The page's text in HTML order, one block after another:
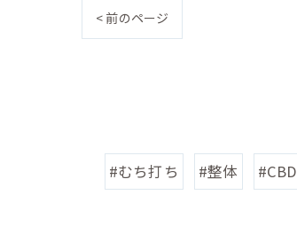
< 前のページ
#むち打ち #整体 #CBD